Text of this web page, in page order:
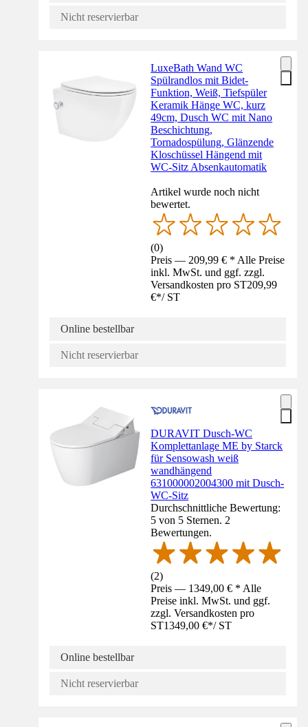
Nicht reservierbar
LuxeBath Wand WC
Spülrandlos mit Bidet-
Funktion, Weiß, Tiefspüler
Keramik Hänge WC, kurz
49cm, Dusch WC mit Nano
Beschichtung,
Tornadospülung, Glänzende
Kloschüssel Hängend mit
WC-Sitz Absenkautomatik
Artikel wurde noch nicht
bewertet.
(0)
Preis — 209,99 € * Alle Preise
inkl. MwSt. und ggf. zzgl.
Versandkosten pro ST209,99
€*/ ST
Online bestellbar
Nicht reservierbar
DURAVIT Dusch-WC
Komplettanlage ME by Starck
für Sensowash weiß
wandhängend
631000002004300 mit Dusch-
WC-Sitz
Durchschnittliche Bewertung:
5 von 5 Sternen. 2
Bewertungen.
(2)
Preis — 1349,00 € * Alle
Preise inkl. MwSt. und ggf.
zzgl. Versandkosten pro
ST1349,00 €*/ ST
Online bestellbar
Nicht reservierbar